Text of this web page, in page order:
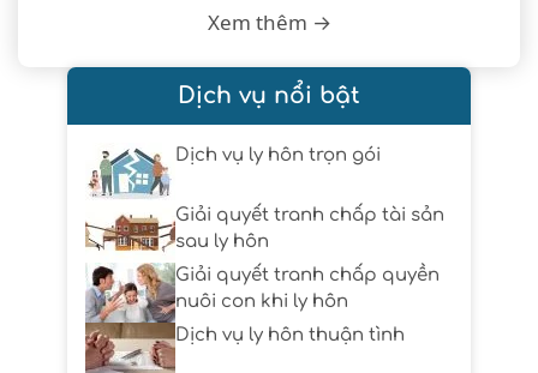
Xem thêm →
Dịch vụ nổi bật
Dịch vụ ly hôn trọn gói
Giải quyết tranh chấp tài sản
sau ly hôn
Giải quyết tranh chấp quyền
nuôi con khi ly hôn
Dịch vụ ly hôn thuận tình